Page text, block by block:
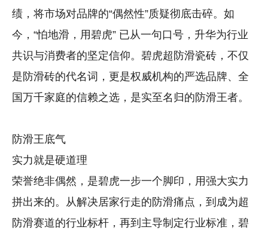
绩，将市场对品牌的“偶然性”质疑彻底击碎。如
今，“怕地滑，用碧虎” 已从一句口号，升华为行业
共识与消费者的坚定信仰。碧虎超防滑瓷砖，不仅
是防滑砖的代名词，更是权威机构的严选品牌、全
国万千家庭的信赖之选，是实至名归的防滑王者。
防滑王底气
实力就是硬道理
荣誉绝非偶然，是碧虎一步一个脚印，用强大实力
拼出来的。从解决居家行走的防滑痛点，到成为超
防滑赛道的行业标杆，再到主导制定行业标准，碧